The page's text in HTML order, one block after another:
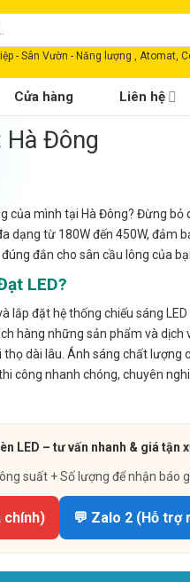
- Sân Vườn - Năng lượng , Atomat,
Cửa hàng Liên hệ
Hà Đông
mình tại Hà Đông? Đừng bỏ
dạng từ 180W đến 450W, đảm
đắn cho sân cầu lông của
LED?
đặt hệ thống chiếu sáng
hàng những sản phẩm và
dài lâu. Ánh sáng chất
công nhanh chóng, chuyên
LED – tư vấn nhanh & giá tận
suất + Số lượng để nhận báo
chính) 💬 Zalo 2 (Hỗ trợ